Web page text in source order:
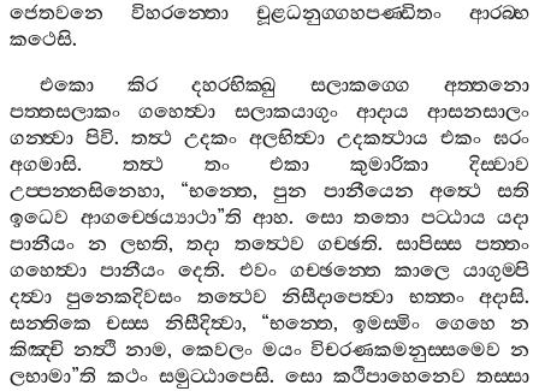
ජෙතවනෙ
විහරන‍්තො චූළධනුග‍්ගහපණ‍්ඩිතං
ආරබ‍්භ
කථෙසි.
එකො
කිර දහරභික‍්ඛු සලාකග‍්ගෙ
අත‍්තනො
පත‍්තසලාකං
ගහෙත්‍වා සලාකයාගුං ආදාය
ආසනසාලං
ගන‍්ත්‍වා පිවි. තත්‍ථ උදකං අලභිත්‍වා උදකත්‍ථාය එකං ඝරං
අගමාසි. තත්‍ථ තං එකා කුමාරිකා
දිස‍්වාව
උප‍්පන‍්නසිනෙහා, “භන‍්තෙ,පුන පානීයෙන අත්‍ථෙ
සති
ඉධෙව ආගච‍්ඡෙය්‍යාථා”ති ආහ. සො තතො පට‍්ඨාය යදා
පානීයං න ලභති,තදා තත්‍ථෙව ගච‍්ඡති. සාපිස‍්ස පත‍්තං
ගහෙත්‍වා පානීයං දෙති. එවං ගච‍්ඡන‍්තෙ කාලෙ යාගුම‍්පි
දත්‍වා
පුනෙකදිවසං තත්‍ථෙව නිසීදාපෙත්‍වා භත‍්තං අදාසි.
සන‍්තිකෙ
චස‍්ස නිසීදිත්‍වා, “භන‍්තෙ,ඉමස‍්මිං ගෙහෙ
න
කිඤ‍්චි නත්‍ථි නාම,කෙවලං මයං විචරණකමනුස‍්සමෙව න
ලභාමා”ති කථං සමුට‍්ඨාපෙසි. සො කථිපාහෙනෙව තස‍්සා